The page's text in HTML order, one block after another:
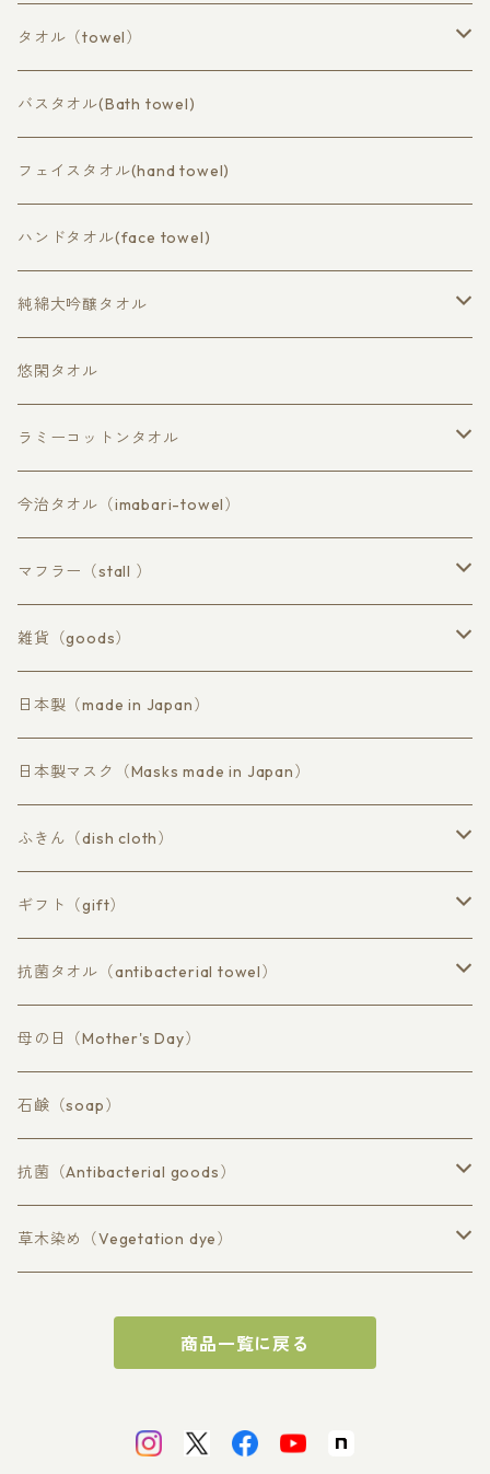
タオル（towel）
コットン（cotton）
バスタオル（bath towel）
フェイスタオル（hand towel）
ラミーコットン（ramie cotton）
バスタオル（bath）
フェイスタオル（hand）
バスタオル(Bath towel)
フェイスタオル(hand towel)
ハンドタオル(face towel)
純綿大吟醸タオル
大判バスタオル
バスタオル
フェイスタオル
ハンドタオル
悠閑タオル
ラミーコットンタオル
バスタオル
ロングフェイスタオル
今治タオル（imabari-towel）
マフラー（stall ）
ウールコアコットン
ラミーコットン
雑貨（goods）
マスク
コットン不織布
日本製（made in Japan）
日本製マスク（Masks made in Japan）
ふきん（dish cloth）
抗菌 柿渋persimmon tannin
蚊帳（かや）素材
ギフト（gift）
草木染め
マスク、布巾、ハンドタオル
抗菌タオル（antibacterial towel）
バスタオル（bath）
フェイスタオル（hand）
ハンドタオル（washcloth）
母の日（Mother's Day）
石鹸（soap）
抗菌（Antibacterial goods）
マスク（mask）
タオル（towel）
草木染め（Vegetation dye）
商品一覧に戻る